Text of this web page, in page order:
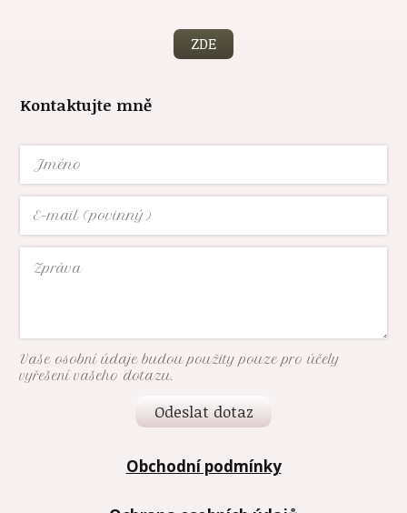
ZDE
Kontaktujte mně
Vaše osobní údaje budou použity pouze pro účely
vyřešení vašeho dotazu.
Odeslat dotaz
Obchodní podmínky